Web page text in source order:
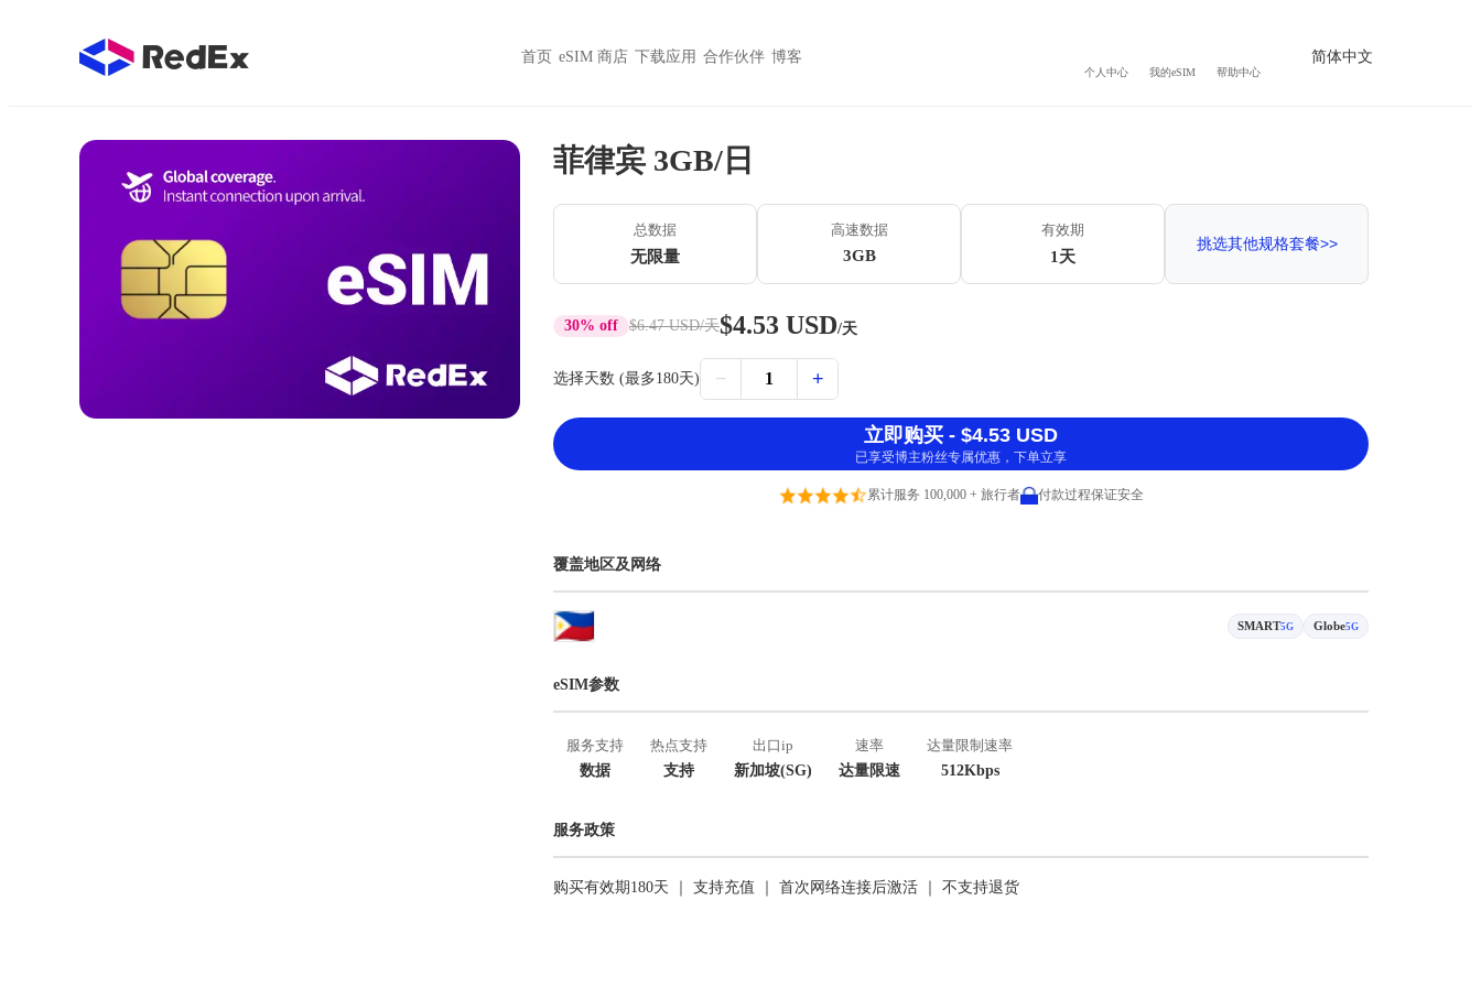
首页 eSIM 商店 下载应用 合作伙伴 博客
个人中心 我的eSIM 帮助中心
简体中文
菲律宾 3GB/日
总数据
无限量
高速数据
3GB
有效期
1天
挑选其他规格套餐>>
30% off $6.47 USD/天$4.53 USD/天
选择天数 (最多180天) − 1 +
立即购买 - $4.53 USD
已享受博主粉丝专属优惠，下单立享
累计服务 100,000 + 旅行者 付款过程保证安全
覆盖地区及网络
SMART5G Globe5G
eSIM参数
服务支持
数据
热点支持
支持
出口ip
新加坡(SG)
速率
达量限速
达量限制速率
512Kbps
服务政策
购买有效期180天 ｜ 支持充值 ｜ 首次网络连接后激活 ｜ 不支持退货